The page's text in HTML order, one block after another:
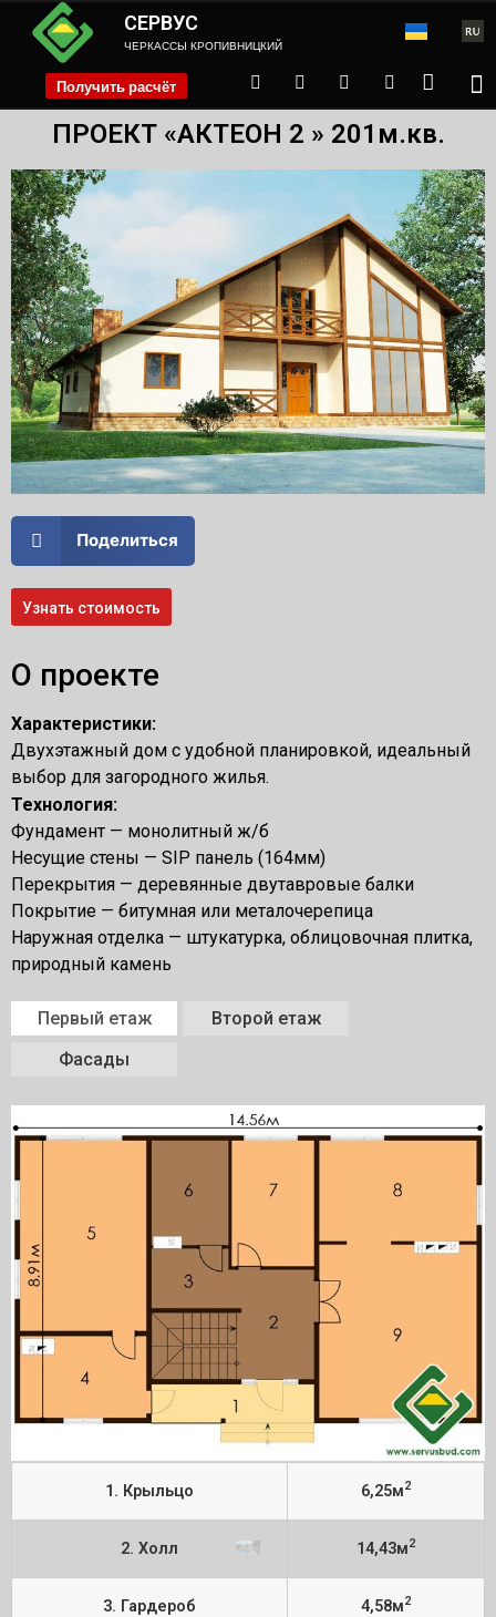
СЕРВУС
ЧЕРКАССЫ КРОПИВНИЦКИЙ
Получить расчёт phone
ПРОЕКТ «АКТЕОН 2 » 201м.кв.
Поделиться
Узнать стоимость
О проекте
Характеристики:
Двухэтажный дом с удобной планировкой, идеальный
выбор для загородного жилья.
Технология:
Фундамент — монолитный ж/б
Несущие стены — SIP панель (164мм)
Перекрытия — деревянные двутавровые балки
Покрытие — битумная или металочерепица
Наружная отделка — штукатурка, облицовочная плитка,
природный камень
Первый етаж
Второй етаж
Фасады
1. Крыльцо 6,25м2
2. Холл 14,43м2
3. Гардероб 4,58м2